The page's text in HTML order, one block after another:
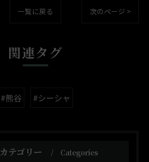
一覧に戻る 次のページ >
関連タグ
#熊谷 #シーシャ
カテゴリー Categories